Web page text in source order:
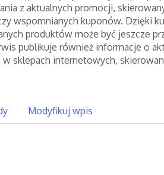
z aktualnych promocji,
wspomnianych kuponów. Dzięki
produktów może być jeszcze
publikuje również informacje o
sklepach internetowych,
Modyfikuj wpis